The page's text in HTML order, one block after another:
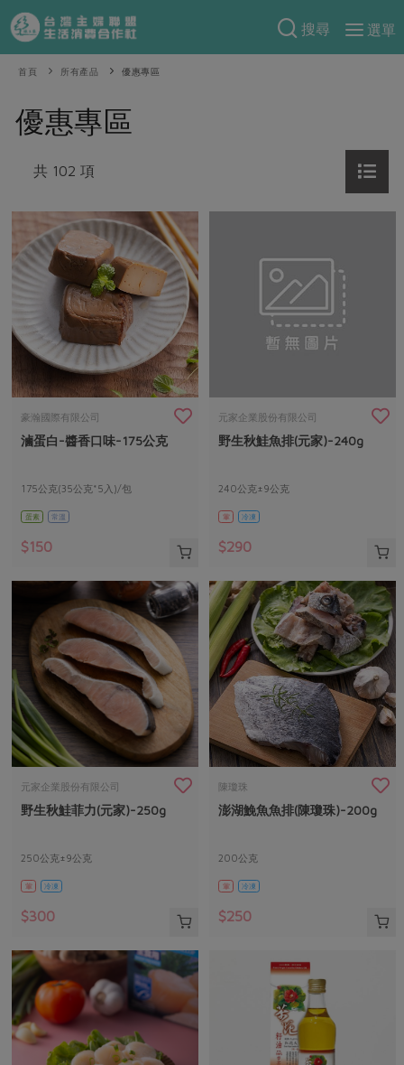
搜尋
選單
產品分類
當季蔬果
一籃菜
芽苗類
奶蛋豆・五穀
肉品・水產
水畜加工品
調理食材・點心
調味醬料/南北貨 烘焙
居家好物
美妝保養 個人清潔
家庭清潔 織品
日用品 圖書禮品
素食專區
樂齡友善
食譜料理
肉食
海鮮
蔬食
蛋料理
料理方式
醬料
湯品．鍋物
涼拌沙拉
飲品
主題食譜
異國料理
年菜食譜
高麗菜海鮮煎餅
把最好的台灣味帶回家！
防災用品預購圓滿結束
2026年端午節預購圓滿結束
更多預購活動
當季產品
傳到心坎裡，誠心又澎派
合作25-精選產品第四彈
更多當季產品
議題活動
主婦聯盟X樂齡網特約優惠案
30%rPET紅烏龍茶
2024農業發展計畫年度報告
更多議題活動
傳到心坎裡，誠心又澎派
觀點文章
主婦食堂 一籃菜真心話
社內大小事 合作聯合國
產品故事
樂齡生活
廚房瑜伽
減硝酸鹽
減塑減廢
公益金 食農教育
更多議題
生活者e週報
綠主張月刊
典藏閱覽室
關於合作社
認識合作社
關於我們
合作社組織
員工與求才
自主把關
檢驗報告
硝酸鹽檢驗
社員權益
合作社法規
社務專區
選舉專區
媒體報導
地區活動
活動報下載
重要公告
首頁 所有產品 優惠專區
優惠專區
共 102 項
豪瀚國際有限公司
滷蛋白-醬香口味-175公克
175公克(35公克*5入)/包
蛋素 常溫
$150
元家企業股份有限公司
野生秋鮭魚排(元家)-240g
240公克±9公克
葷 冷凍
$290
元家企業股份有限公司
野生秋鮭菲力(元家)-250g
250公克±9公克
葷 冷凍
$300
陳瓊珠
澎湖鮸魚魚排(陳瓊珠)-200g
200公克
葷 冷凍
$250